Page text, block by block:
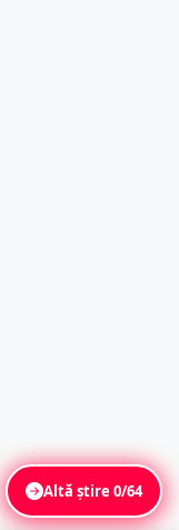
Altă știre0/64